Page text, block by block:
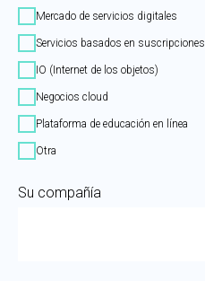
Mercado de servicios digitales
Servicios basados en suscripciones
IO (Internet de los objetos)
Negocios cloud
Plataforma de educación en línea
Otra
Su compañía